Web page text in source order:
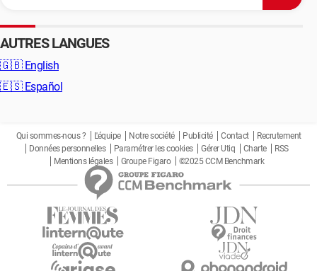
AUTRES LANGUES
🇬🇧 English
🇪🇸 Español
Qui sommes-nous ? L'équipe Notre société Publicité Contact
Recrutement
Données personnelles
Paramétrer les cookies Gérer Utiq Charte
RSS
Mentions légales
Groupe Figaro ©2025 CCM Benchmark